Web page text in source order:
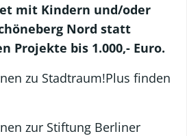
mit Kindern und/oder
Nord statt
Projekte bis 1.000,- Euro.
zu Stadtraum!Plus finden
zur Stiftung Berliner